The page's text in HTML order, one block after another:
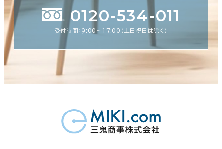
0120-534-011
受付時間：9:00〜17:00（土日祝日は除く）